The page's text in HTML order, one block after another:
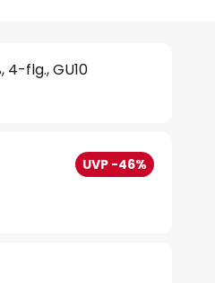
flg., GU10
UVP -46%